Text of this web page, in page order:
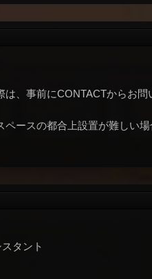
、事前にCONTACTからお問
ペースの都合上設置が難しい場
タント